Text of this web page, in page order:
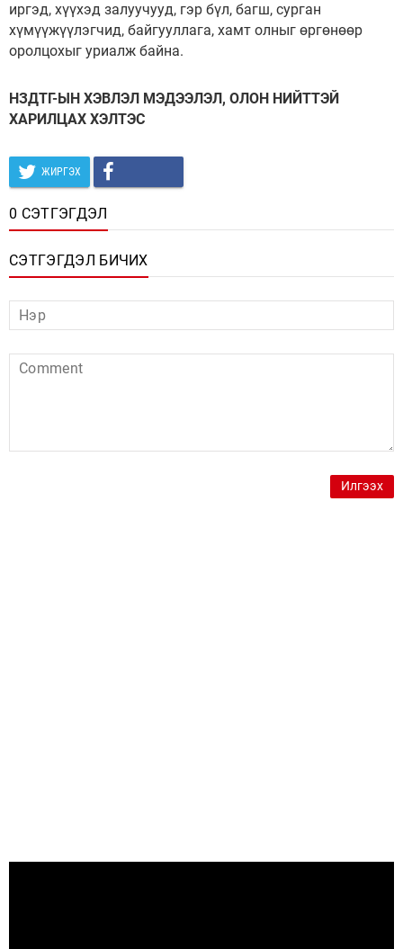
иргэд, хүүхэд залуучууд, гэр бүл, багш, сурган
хүмүүжүүлэгчид, байгууллага, хамт олныг өргөнөөр
оролцохыг уриалж байна.
НЗДТГ-ЫН ХЭВЛЭЛ МЭДЭЭЛЭЛ, ОЛОН НИЙТТЭЙ
ХАРИЛЦАХ ХЭЛТЭС
ЖИРГЭХ
0 СЭТГЭГДЭЛ
СЭТГЭГДЭЛ БИЧИХ
Илгээх